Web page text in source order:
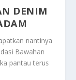
DENIM
nantinya
Bawahan
pantau terus